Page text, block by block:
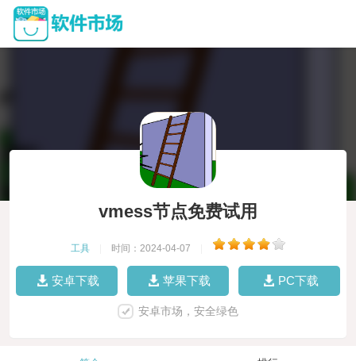
vmess节点免费试用
工具 时间：2024-04-07
安卓下载 苹果下载 PC下载
安卓市场，安全绿色